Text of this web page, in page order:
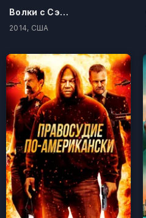
Волки с Сэйвин-Хилл
2014, США